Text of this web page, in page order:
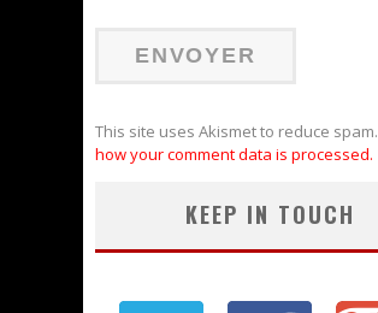
This site uses Akismet to reduce spam.
how your comment data is processed.
KEEP IN TOUCH